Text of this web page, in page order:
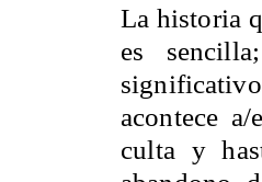
La historia
es
acontece
culta y